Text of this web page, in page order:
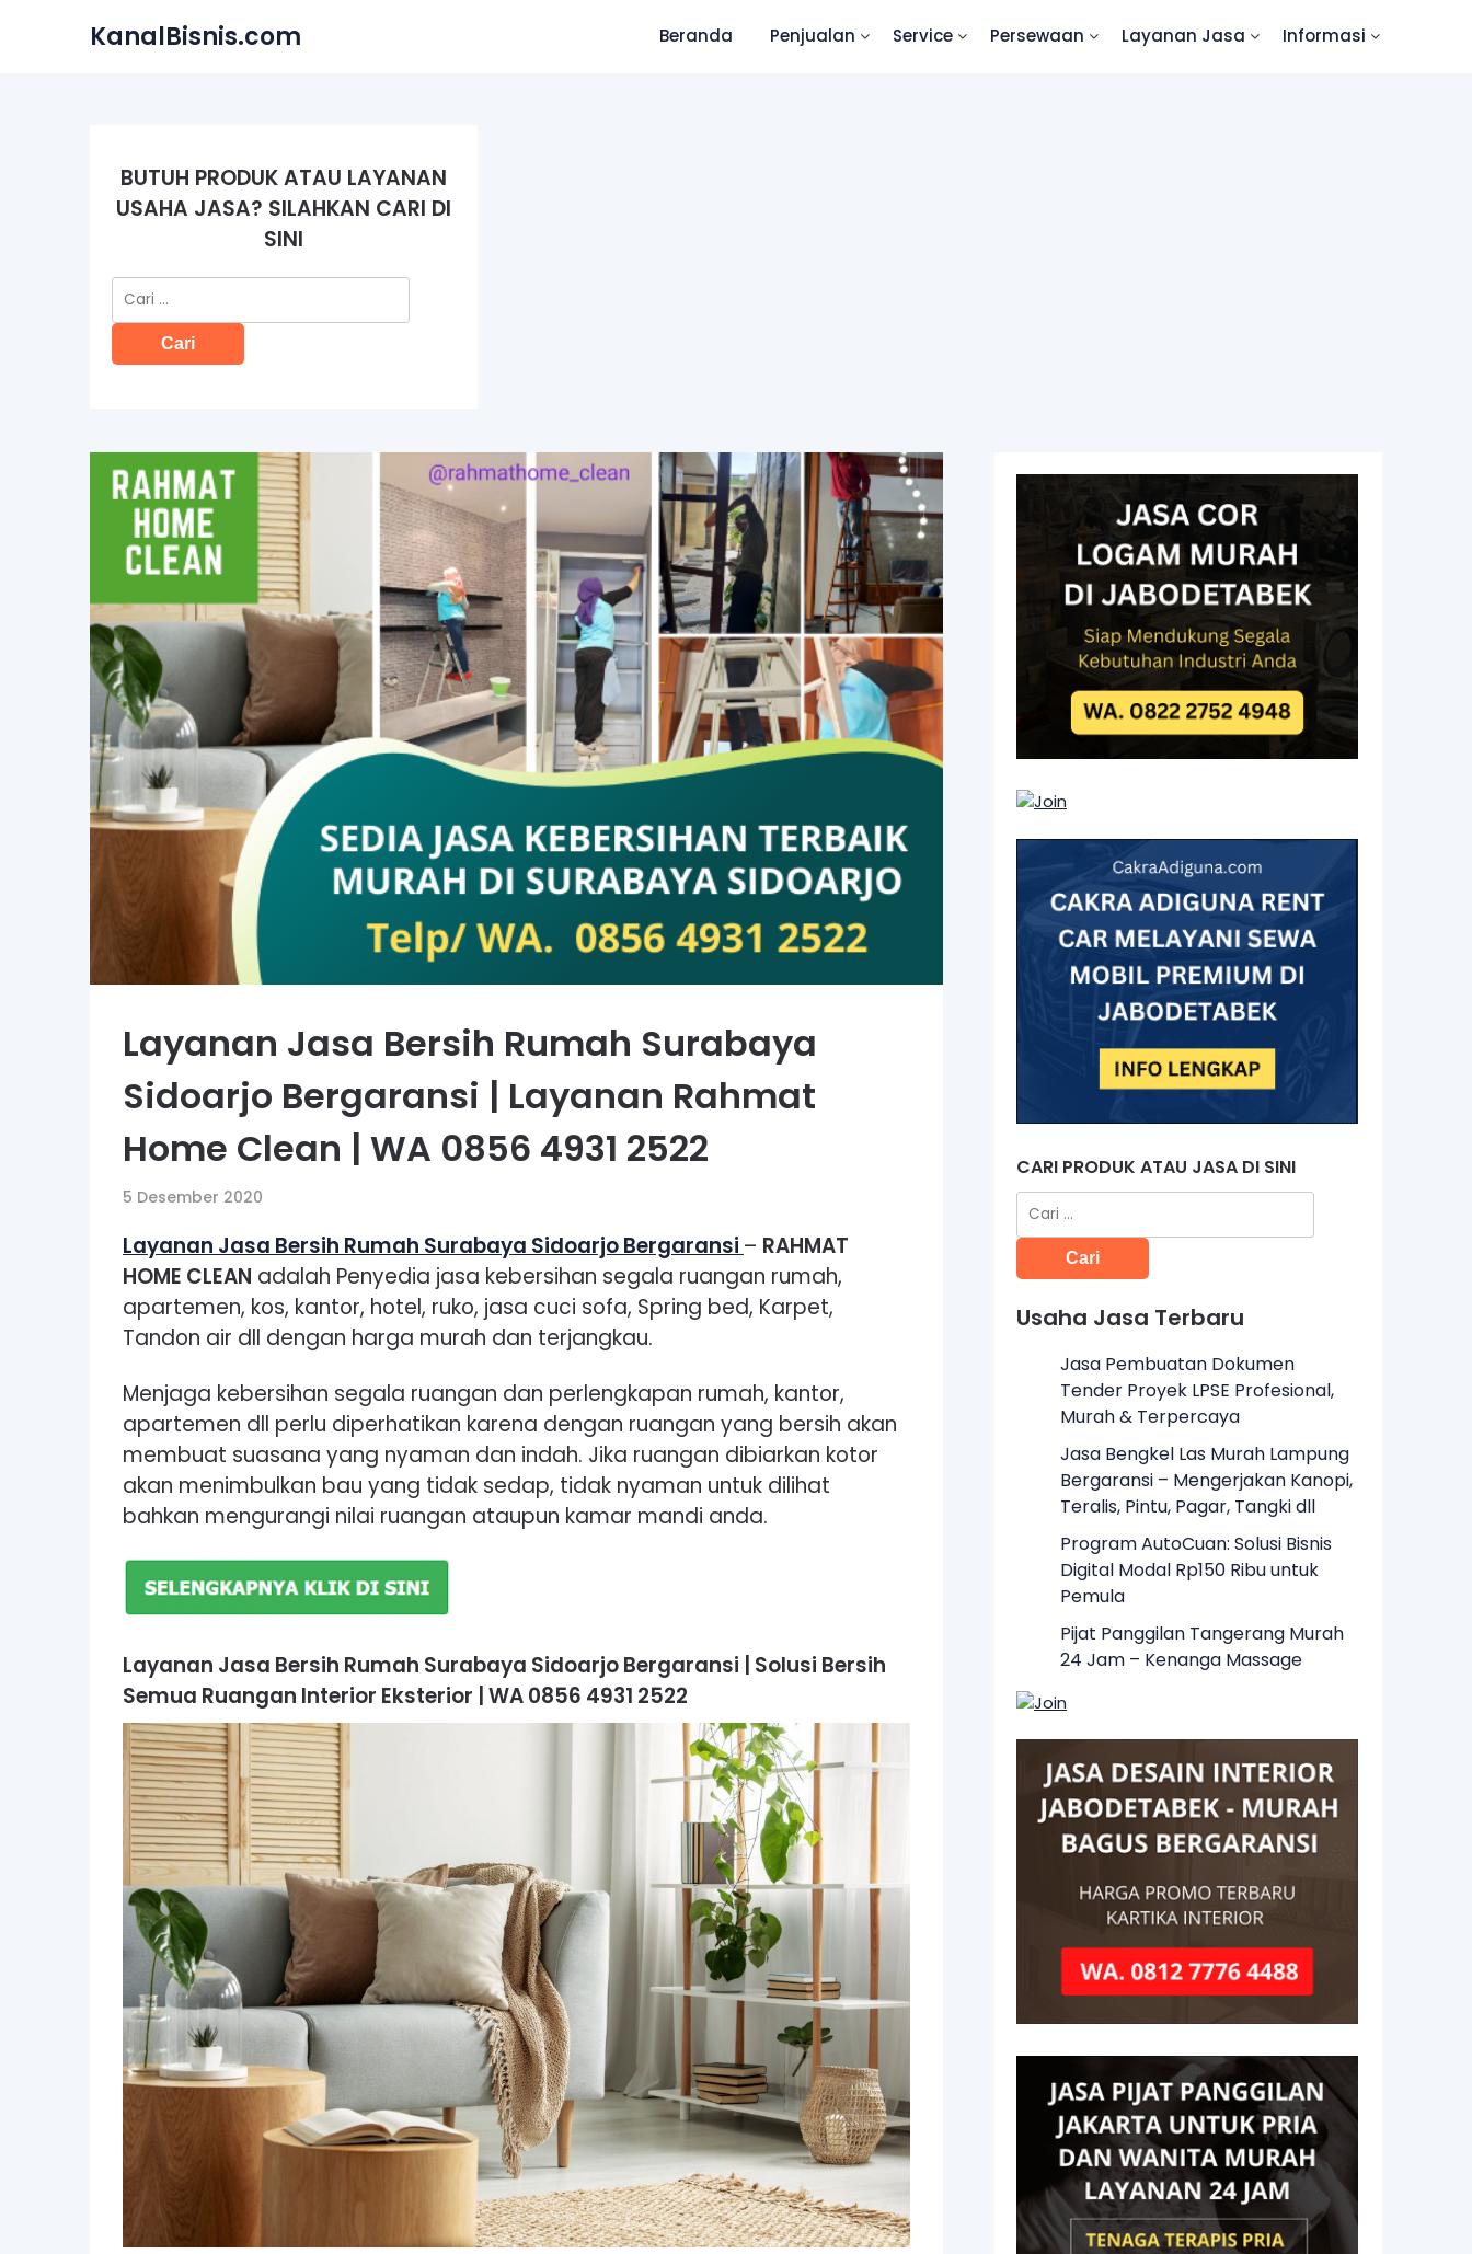
KanalBisnis.com Beranda Penjualan Service Persewaan Layanan Jasa Informasi
BUTUH PRODUK ATAU LAYANAN
USAHA JASA? SILAHKAN CARI DI
SINI
Cari
untuk:
Layanan Jasa Bersih Rumah Surabaya
Sidoarjo Bergaransi | Layanan Rahmat
Home Clean | WA 0856 4931 2522
5 Desember 2020
Layanan Jasa Bersih Rumah Surabaya Sidoarjo Bergaransi – RAHMAT
HOME CLEAN adalah Penyedia jasa kebersihan segala ruangan rumah,
apartemen, kos, kantor, hotel, ruko, jasa cuci sofa, Spring bed, Karpet,
Tandon air dll dengan harga murah dan terjangkau.
Menjaga kebersihan segala ruangan dan perlengkapan rumah, kantor,
apartemen dll perlu diperhatikan karena dengan ruangan yang bersih akan
membuat suasana yang nyaman dan indah. Jika ruangan dibiarkan kotor
akan menimbulkan bau yang tidak sedap, tidak nyaman untuk dilihat
bahkan mengurangi nilai ruangan ataupun kamar mandi anda.
Layanan Jasa Bersih Rumah Surabaya Sidoarjo Bergaransi | Solusi Bersih
Semua Ruangan Interior Eksterior | WA 0856 4931 2522
CARI PRODUK ATAU JASA DI SINI
Cari
untuk:
Usaha Jasa Terbaru
Jasa Pembuatan Dokumen
Tender Proyek LPSE Profesional,
Murah & Terpercaya
Jasa Bengkel Las Murah Lampung
Bergaransi – Mengerjakan Kanopi,
Teralis, Pintu, Pagar, Tangki dll
Program AutoCuan: Solusi Bisnis
Digital Modal Rp150 Ribu untuk
Pemula
Pijat Panggilan Tangerang Murah
24 Jam – Kenanga Massage